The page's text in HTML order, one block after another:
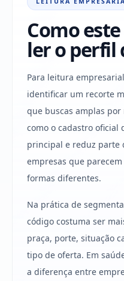
Como
ler o perfil
Para leitura
identificar um recorte
que buscas amplas
como o cadastro oficial
principal e reduz parte
empresas que
formas diferentes.
Na prática de
código costuma ser
praça, porte, situação
tipo de oferta. Em
a diferença entre